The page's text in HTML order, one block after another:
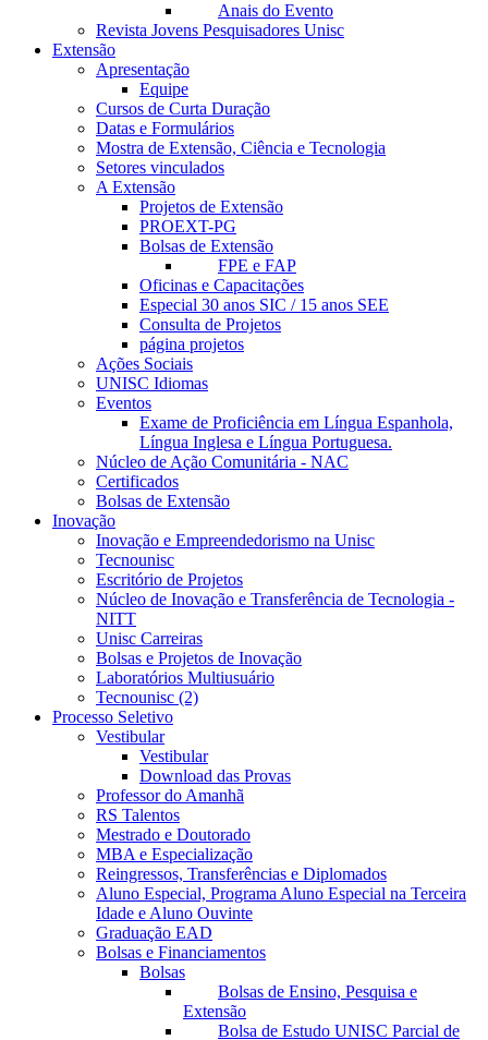
Anais do Evento
Revista Jovens Pesquisadores Unisc
Extensão
Apresentação
Equipe
Cursos de Curta Duração
Datas e Formulários
Mostra de Extensão, Ciência e Tecnologia
Setores vinculados
A Extensão
Projetos de Extensão
PROEXT-PG
Bolsas de Extensão
FPE e FAP
Oficinas e Capacitações
Especial 30 anos SIC / 15 anos SEE
Consulta de Projetos
página projetos
Ações Sociais
UNISC Idiomas
Eventos
Exame de Proficiência em Língua Espanhola,
Língua Inglesa e Língua Portuguesa.
Núcleo de Ação Comunitária - NAC
Certificados
Bolsas de Extensão
Inovação
Inovação e Empreendedorismo na Unisc
Tecnounisc
Escritório de Projetos
Núcleo de Inovação e Transferência de Tecnologia -
NITT
Unisc Carreiras
Bolsas e Projetos de Inovação
Laboratórios Multiusuário
Tecnounisc (2)
Processo Seletivo
Vestibular
Vestibular
Download das Provas
Professor do Amanhã
RS Talentos
Mestrado e Doutorado
MBA e Especialização
Reingressos, Transferências e Diplomados
Aluno Especial, Programa Aluno Especial na Terceira
Idade e Aluno Ouvinte
Graduação EAD
Bolsas e Financiamentos
Bolsas
Bolsas de Ensino, Pesquisa e
Extensão
Bolsa de Estudo UNISC Parcial de